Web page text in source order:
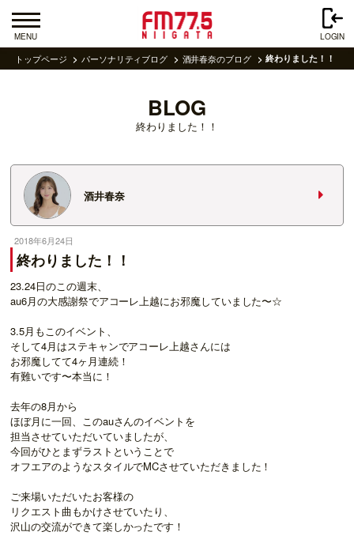
MENU LOGIN
トップページ パーソナリティブログ 酒井春奈のブログ 終わりました！！
BLOG
終わりました！！
酒井春奈
2018年6月24日
終わりました！！
23.24日のこの週末、
au6月の大感謝祭でアコーレ上越にお邪魔していました〜☆
3.5月もこのイベント、
そして4月はステキャンでアコーレ上越さんには
お邪魔してて4ヶ月連続！
有難いです〜本当に！
去年の8月から
ほぼ月に一回、このauさんのイベントを
担当させていただいていましたが、
今回がひとまずラストということで
オフエアのようなスタイルでMCさせていただきました！
ご来場いただいたお客様の
リクエスト曲もかけさせていたり、
沢山の交流ができて楽しかったです！